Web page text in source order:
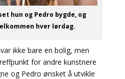
hun og Pedro bygde, og
hver lørdag.
ikke bare en bolig, men
for andre kunstnere
og Pedro ønsket å utvikle